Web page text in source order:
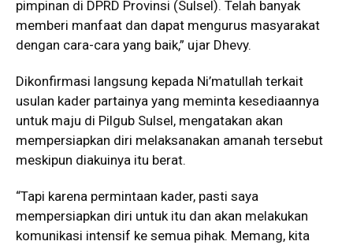
pimpinan di DPRD Provinsi (Sulsel). Telah banyak
memberi manfaat dan dapat mengurus masyarakat
dengan cara-cara yang baik,” ujar Dhevy.
Dikonfirmasi langsung kepada Ni’matullah terkait
usulan kader partainya yang meminta kesediaannya
untuk maju di Pilgub Sulsel, mengatakan akan
mempersiapkan diri melaksanakan amanah tersebut
meskipun diakuinya itu berat.
“Tapi karena permintaan kader, pasti saya
mempersiapkan diri untuk itu dan akan melakukan
komunikasi intensif ke semua pihak. Memang, kita